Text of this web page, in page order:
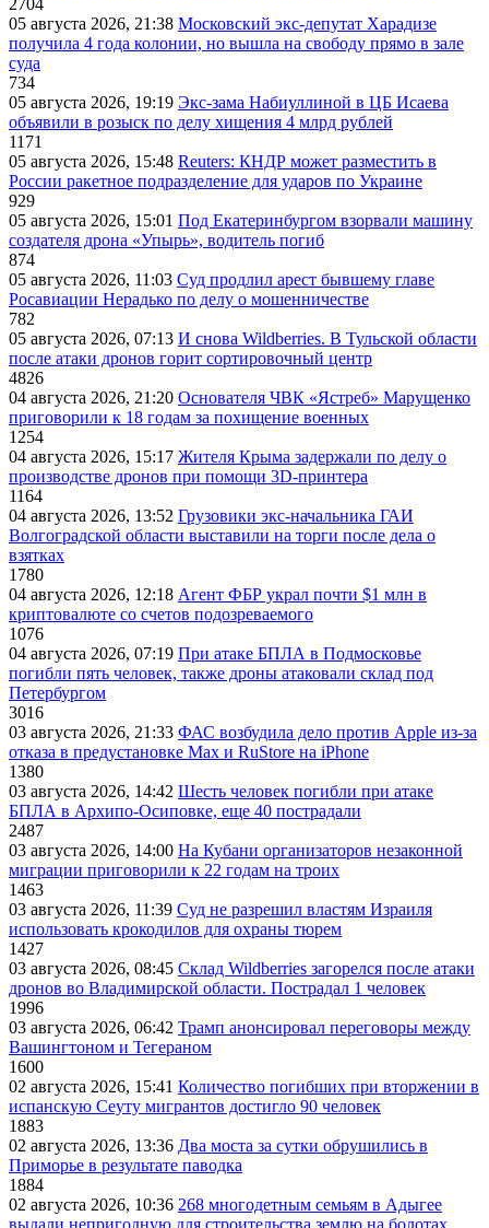
2704
05 августа 2026, 21:38 Московский экс-депутат Харадизе
получила 4 года колонии, но вышла на свободу прямо в зале
суда
734
05 августа 2026, 19:19 Экс-зама Набиуллиной в ЦБ Исаева
объявили в розыск по делу хищения 4 млрд рублей
1171
05 августа 2026, 15:48 Reuters: КНДР может разместить в
России ракетное подразделение для ударов по Украине
929
05 августа 2026, 15:01 Под Екатеринбургом взорвали машину
создателя дрона «Упырь», водитель погиб
874
05 августа 2026, 11:03 Суд продлил арест бывшему главе
Росавиации Нерадько по делу о мошенничестве
782
05 августа 2026, 07:13 И снова Wildberries. В Тульской области
после атаки дронов горит сортировочный центр
4826
04 августа 2026, 21:20 Основателя ЧВК «Ястреб» Марущенко
приговорили к 18 годам за похищение военных
1254
04 августа 2026, 15:17 Жителя Крыма задержали по делу о
производстве дронов при помощи 3D‑принтера
1164
04 августа 2026, 13:52 Грузовики экс-начальника ГАИ
Волгоградской области выставили на торги после дела о
взятках
1780
04 августа 2026, 12:18 Агент ФБР украл почти $1 млн в
криптовалюте со счетов подозреваемого
1076
04 августа 2026, 07:19 При атаке БПЛА в Подмосковье
погибли пять человек, также дроны атаковали склад под
Петербургом
3016
03 августа 2026, 21:33 ФАС возбудила дело против Apple из-за
отказа в предустановке Max и RuStore на iPhone
1380
03 августа 2026, 14:42 Шесть человек погибли при атаке
БПЛА в Архипо-Осиповке, еще 40 пострадали
2487
03 августа 2026, 14:00 На Кубани организаторов незаконной
миграции приговорили к 22 годам на троих
1463
03 августа 2026, 11:39 Суд не разрешил властям Израиля
использовать крокодилов для охраны тюрем
1427
03 августа 2026, 08:45 Склад Wildberries загорелся после атаки
дронов во Владимирской области. Пострадал 1 человек
1996
03 августа 2026, 06:42 Трамп анонсировал переговоры между
Вашингтоном и Тегераном
1600
02 августа 2026, 15:41 Количество погибших при вторжении в
испанскую Сеуту мигрантов достигло 90 человек
1883
02 августа 2026, 13:36 Два моста за сутки обрушились в
Приморье в результате паводка
1884
02 августа 2026, 10:36 268 многодетным семьям в Адыгее
выдали непригодную для строительства землю на болотах